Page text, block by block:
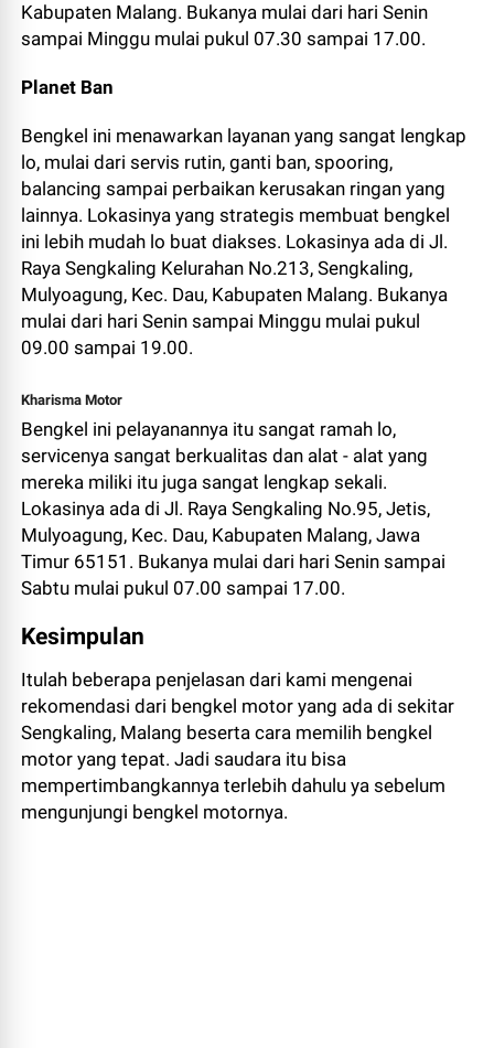
Kabupaten Malang. Bukanya mulai dari hari Senin
sampai Minggu mulai pukul 07.30 sampai 17.00.
Planet Ban
Bengkel ini menawarkan layanan yang sangat lengkap
lo, mulai dari servis rutin, ganti ban, spooring,
balancing sampai perbaikan kerusakan ringan yang
lainnya. Lokasinya yang strategis membuat bengkel
ini lebih mudah lo buat diakses. Lokasinya ada diJl.
Raya Sengkaling Kelurahan No.213, Sengkaling,
Mulyoagung, Kec. Dau, Kabupaten Malang. Bukanya
mulai dari hari Senin sampai Minggu mulai pukul
09.00 sampai 19.00.
Kharisma Motor
Bengkel ini pelayanannya itu sangat ramah lo,
servicenya sangat berkualitas dan alat - alat yang
mereka miliki itu juga sangat lengkap sekali.
Lokasinya ada di Jl. Raya Sengkaling No.95, Jetis,
Mulyoagung, Kec. Dau, Kabupaten Malang, Jawa
Timur 65151. Bukanya mulai dari hari Senin sampai
Sabtu mulai pukul 07.00 sampai 17.00.
Kesimpulan
Itulah beberapa penjelasan dari kami mengenai
rekomendasi dari bengkel motor yang ada di sekitar
Sengkaling, Malang beserta cara memilih bengkel
motor yang tepat. Jadi saudara itu bisa
mempertimbangkannya terlebih dahulu ya sebelum
mengunjungi bengkel motornya.